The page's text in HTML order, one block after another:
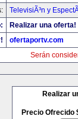
TelevisiÃ³n y
Realizar una oferta!
ofertaportv.com
Serán
Realizar
Precio Ofrecido